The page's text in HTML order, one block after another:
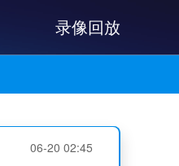
录像回放
06-20 02:45